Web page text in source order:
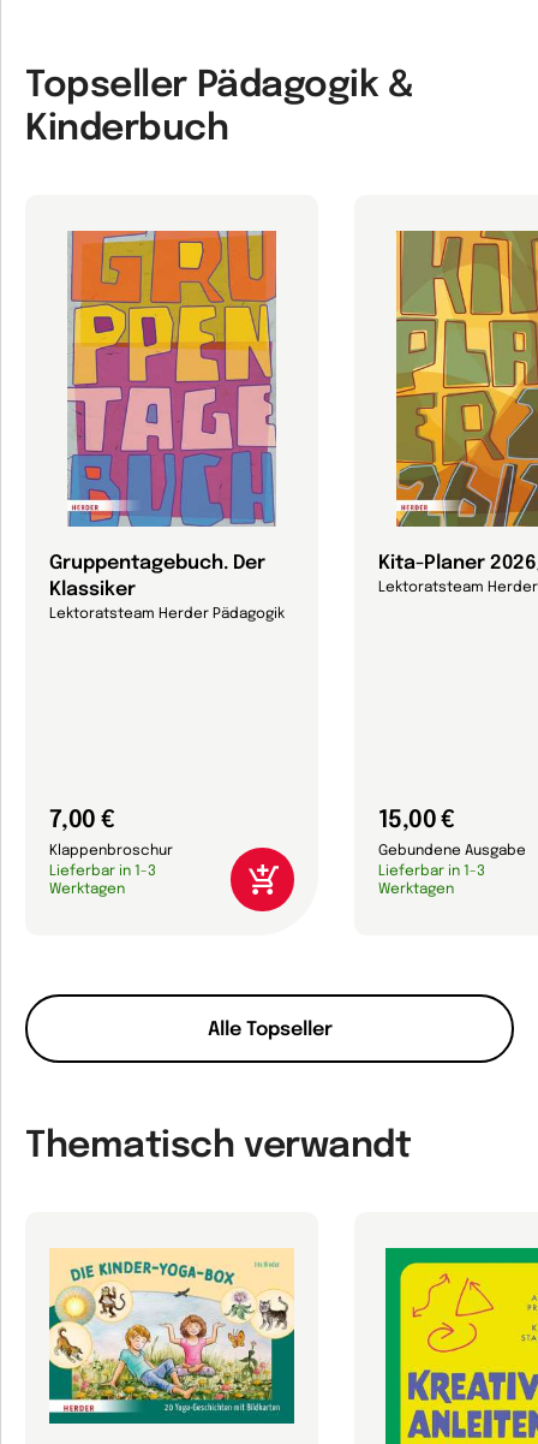
Topseller Pädagogik &
Kinderbuch
Alle Topseller
Gruppentagebuch. Der
Klassiker
Lektoratsteam Herder Pädagogik
7,00 €
Klappenbroschur
Lieferbar in 1-3
Werktagen
Kita-Planer
Lektoratsteam Herder
15,00 €
Gebundene Ausgabe
Lieferbar in 1-3
Werktagen
Thematisch verwandt